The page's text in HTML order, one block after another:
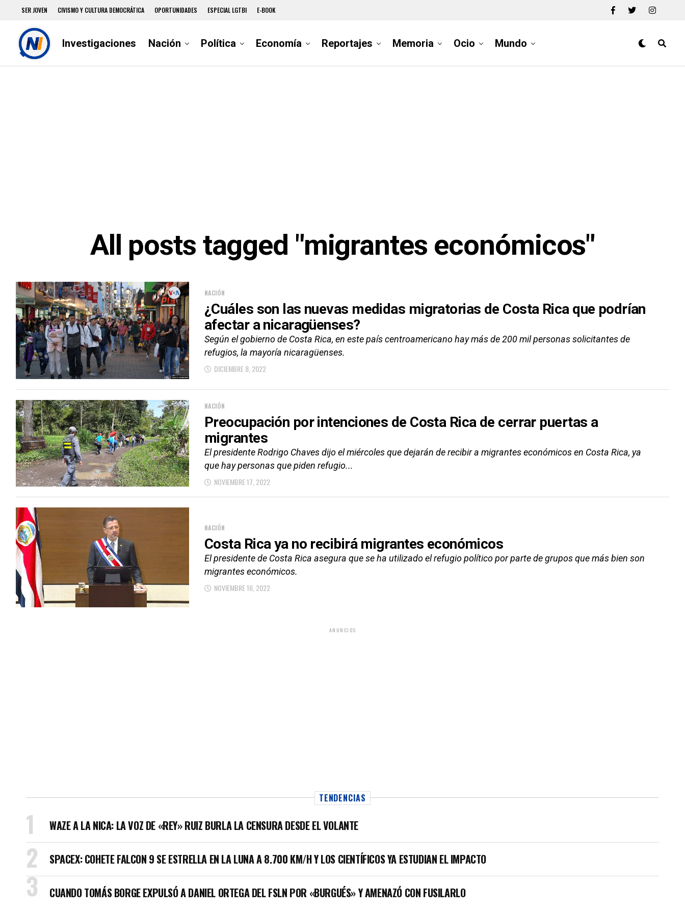
SER JOVEN CIVISMO Y CULTURA DEMOCRÁTICA OPORTUNIDADES ESPECIAL LGTBI E-BOOK
Investigaciones Nación Política Economía Reportajes Memoria Ocio Mundo
All posts tagged "migrantes económicos"
NACIÓN
¿Cuáles son las nuevas medidas migratorias de Costa Rica que podrían
afectar a nicaragüenses?
Según el gobierno de Costa Rica, en este país centroamericano hay más de 200 mil personas solicitantes de
refugios, la mayoría nicaragüenses.
DICIEMBRE 8, 2022
NACIÓN
Preocupación por intenciones de Costa Rica de cerrar puertas a
migrantes
El presidente Rodrigo Chaves dijo el miércoles que dejarán de recibir a migrantes económicos en Costa Rica, ya
que hay personas que piden refugio...
NOVIEMBRE 17, 2022
NACIÓN
Costa Rica ya no recibirá migrantes económicos
El presidente de Costa Rica asegura que se ha utilizado el refugio político por parte de grupos que más bien son
migrantes económicos.
NOVIEMBRE 16, 2022
ANUNCIOS
TENDENCIAS
WAZE A LA NICA: LA VOZ DE «REY» RUIZ BURLA LA CENSURA DESDE EL VOLANTE
SPACEX: COHETE FALCON 9 SE ESTRELLA EN LA LUNA A 8.700 KM/H Y LOS CIENTÍFICOS YA ESTUDIAN EL IMPACTO
CUANDO TOMÁS BORGE EXPULSÓ A DANIEL ORTEGA DEL FSLN POR «BURGUÉS» Y AMENAZÓ CON FUSILARLO